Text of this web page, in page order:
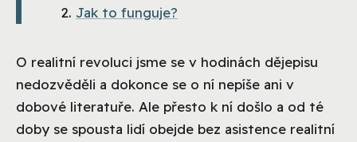
Jak to funguje?
O realitní revoluci jsme se v hodinách dějepisu
nedozvěděli a dokonce se o ní nepíše ani v
dobové literatuře. Ale přesto k ní došlo a od té
doby se spousta lidí obejde bez asistence realitní